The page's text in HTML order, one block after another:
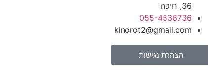
36, חיפה
055-4536736
kinorot2@gmail.com
הצהרת נגישות